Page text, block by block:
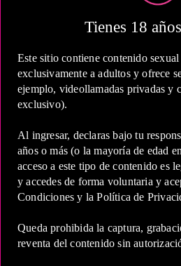
Tienes 18
Este sitio contiene contenido
exclusivamente a adultos y ofrece
ejemplo, videollamadas privadas y
exclusivo).
Al ingresar, declaras bajo tu
años o más (o la mayoría de edad
acceso a este tipo de contenido es
y accedes de forma voluntaria y
Condiciones y la Política de
Queda prohibida la captura,
reventa del contenido sin
1 Hora
COP
2 Horas
COP